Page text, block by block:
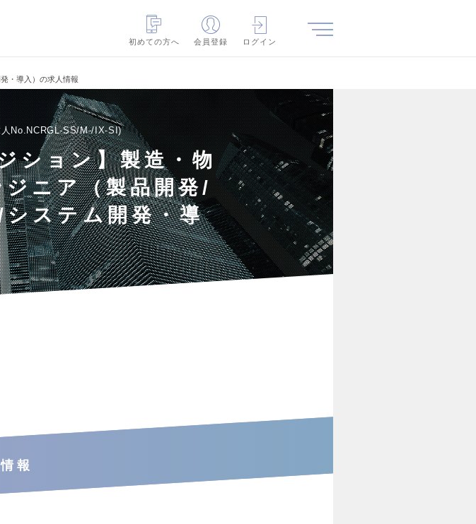
初めての方へ
会員登録 ログイン
・導入）の求人情報
No.NCRGL-SS/M-/IX-SI
ション】製造・物
ニア（製品開発/
ステム開発・導
報